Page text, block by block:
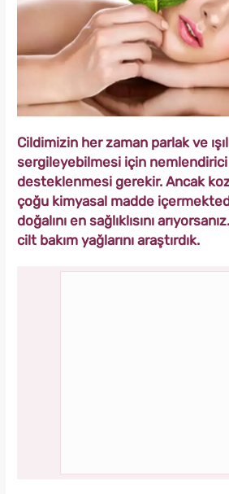
Cildimizin her zaman parlak ve
sergileyebilmesi için
desteklenmesi gerekir. Ancak
çoğu kimyasal madde
doğalını en sağlıklısını
cilt bakım yağlarını araştırdık.